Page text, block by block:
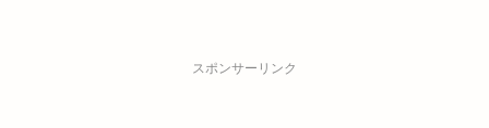
スポンサーリンク